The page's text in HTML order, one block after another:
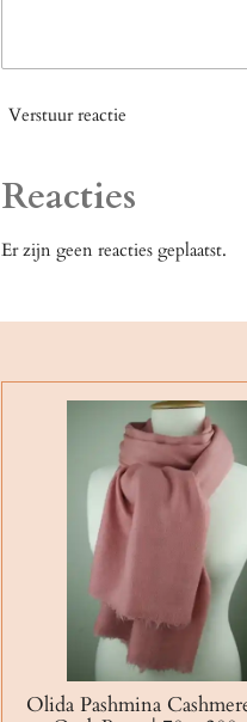
Verstuur reactie
Reacties
Er zijn geen reacties geplaatst.
Olida Pashmina